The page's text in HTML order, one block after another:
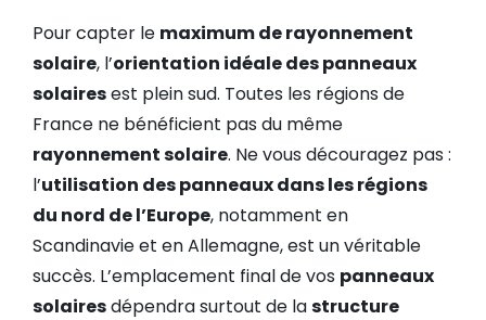
Pour capter le maximum de rayonnement
solaire, l’orientation idéale des panneaux
solairesest plein sud. Toutes les régions de
France ne bénéficient pas du même
rayonnement solaire. Ne vous découragez pas :
l’utilisation des panneaux dans les régions
du nord de l’Europe, notamment en
Scandinavie et en Allemagne, est un véritable
succès. L’emplacement final de vos panneaux
solairesdépendra surtout de lastructure